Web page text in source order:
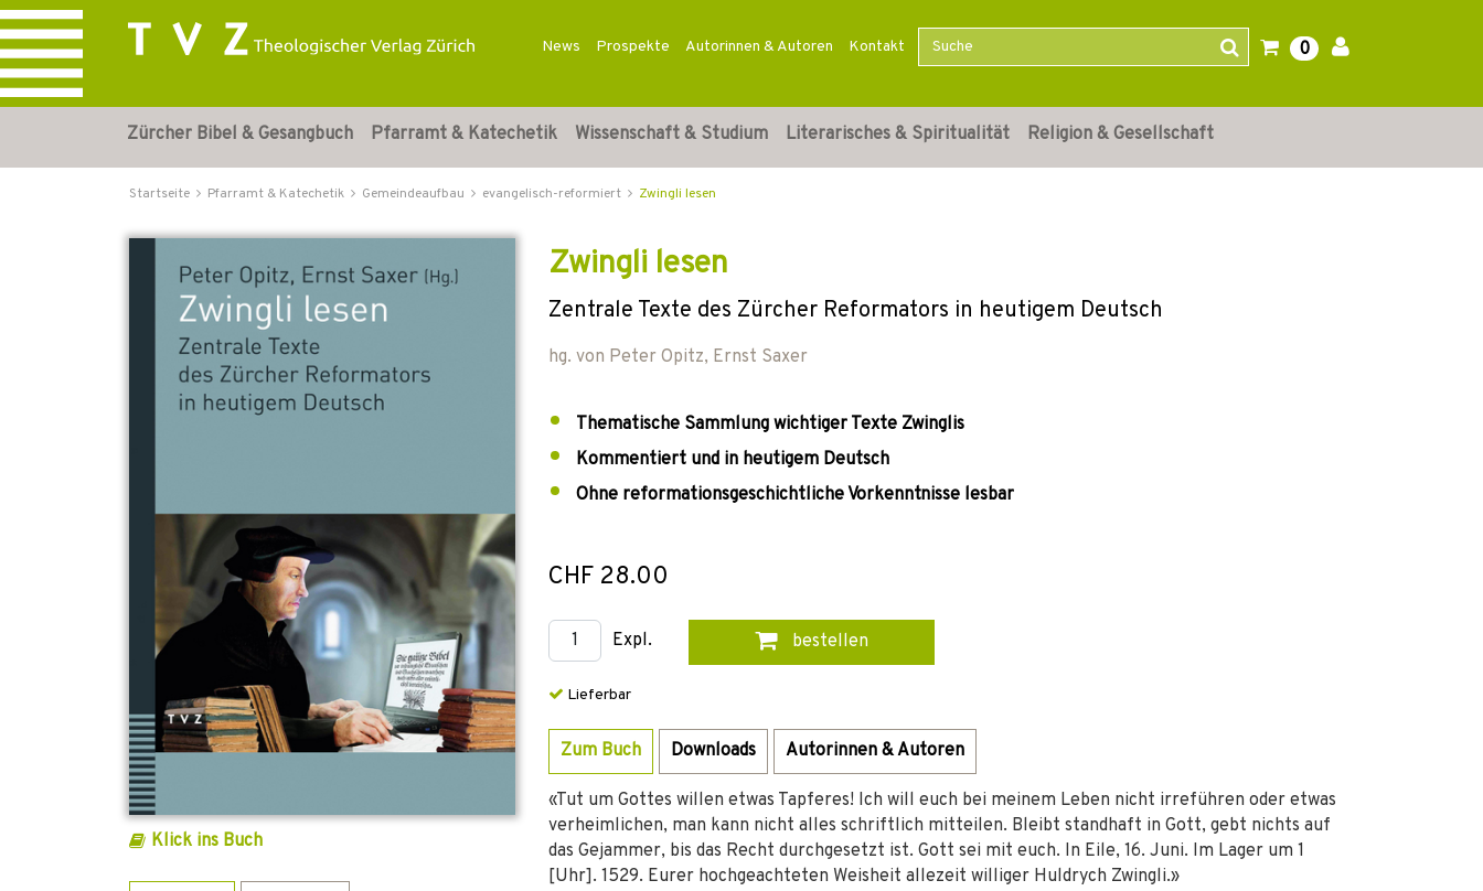
News Prospekte Autorinnen & Autoren Kontakt 0
Zürcher Bibel & Gesangbuch Pfarramt & Katechetik Wissenschaft & Studium Literarisches & Spiritualität Religion & Gesellschaft
Startseite Pfarramt & Katechetik Gemeindeaufbau evangelisch-reformiert Zwingli lesen
Klick ins Buch
Zwingli lesen
Zentrale Texte des Zürcher Reformators in heutigem Deutsch
hg. von Peter Opitz, Ernst Saxer
Thematische Sammlung wichtiger Texte Zwinglis
Kommentiert und in heutigem Deutsch
Ohne reformationsgeschichtliche Vorkenntnisse lesbar
CHF 28.00
Expl. bestellen
Lieferbar
Zum Buch Downloads Autorinnen & Autoren
«Tut um Gottes willen etwas Tapferes! Ich will euch bei meinem Leben nicht irreführen oder etwas
verheimlichen, man kann nicht alles schriftlich mitteilen. Bleibt standhaft in Gott, gebt nichts auf
das Gejammer, bis das Recht durchgesetzt ist. Gott sei mit euch. In Eile, 16. Juni. Im Lager um 1
[Uhr]. 1529. Eurer hochgeachteten Weisheit allezeit williger Huldrych Zwingli.»